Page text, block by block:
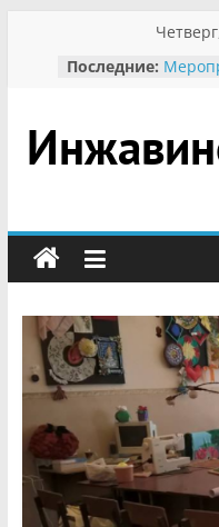
содержимому
Последние:
В
сельский
портал